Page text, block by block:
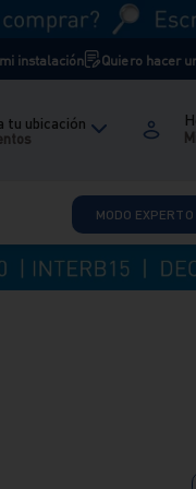
instalación Quiero hacer
tu ubicación
MODO EXPERTO